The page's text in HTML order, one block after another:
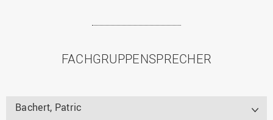
FACHGRUPPENSPRECHER
Bachert, Patric